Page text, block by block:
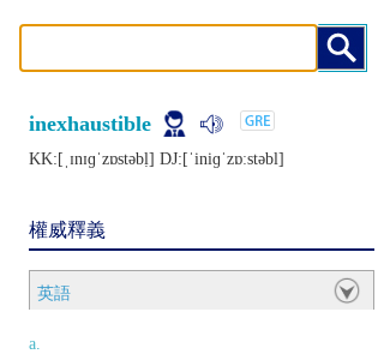
inexhaustible
KK:[ˌɪnɪɡˈzɒstǝbḷ] DJ:[ˈiniɡˈzɒːstǝbl]
權威釋義
英語
a.